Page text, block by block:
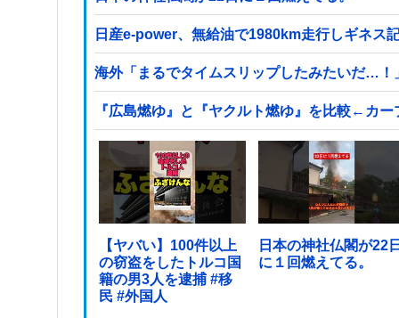
日産e-power、無給油で1980km走行しギネス
海外「まるでタイムスリップしたみたいだ…
『広島燃ゆ』と『ヤクルト燃ゆ』を比較←カ
【ヤバい】100件以上
の窃盗をしたトルコ国
籍の男3人を逮捕 #移
民 #外国人
日本の神社仏閣が22
に１回燃えてる。